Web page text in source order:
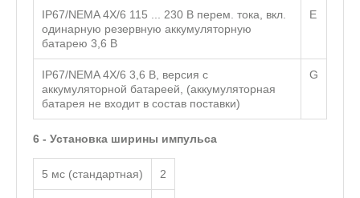
IP67/NEMA 4X/6 115 ... 230 В перем. тока, вкл.
одинарную резервную аккумуляторную
батарею 3,6 В
E
IP67/NEMA 4X/6 3,6 В, версия с
аккумуляторной батареей, (аккумуляторная
батарея не входит в состав поставки)
G
6 - Установка ширины импульса
5 мс (стандартная) 2